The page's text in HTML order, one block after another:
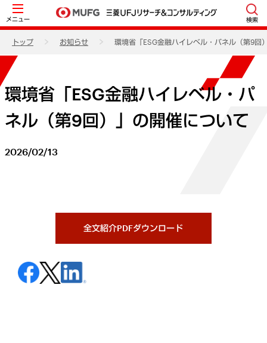
メニュー 検索
トップ お知らせ 環境省「ESG金融ハイレベル・パネル（第9回
環境省「ESG金融ハイレベル・パ
ネル（第9回）」の開催について
2026/02/13
全文紹介PDFダウンロード